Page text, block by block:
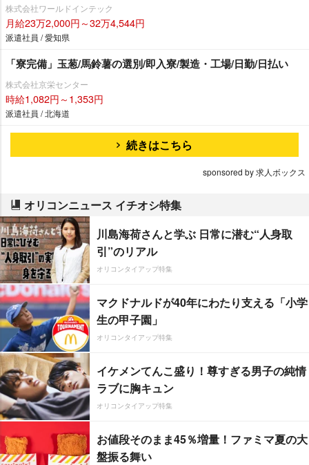
株式会社ワールドインテック
月給23万2,000円～32万4,544円
派遣社員 / 愛知県
「寮完備」玉葱/馬鈴薯の選別/即入寮/製造・工場/日勤/日払い
株式会社京栄センター
時給1,082円～1,353円
派遣社員 / 北海道
続きはこちら
sponsored by 求人ボックス
オリコンニュース イチオシ特集
川島海荷さんと学ぶ 日常に潜む“人身取
引”のリアル
オリコンタイアップ特集
マクドナルドが40年にわたり支える「小学
生の甲子園」
オリコンタイアップ特集
イケメンてんこ盛り！尊すぎる男子の純情
ラブに胸キュン
オリコンタイアップ特集
お値段そのまま45％増量！ファミマ夏の大
盤振る舞い